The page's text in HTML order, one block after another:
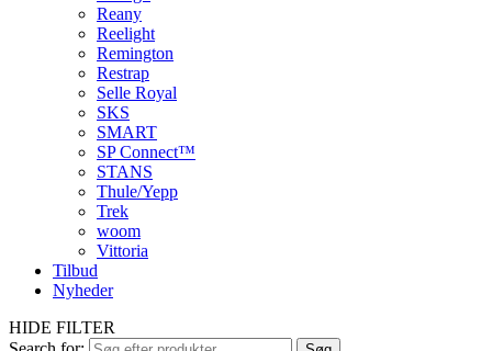
Reany
Reelight
Remington
Restrap
Selle Royal
SKS
SMART
SP Connect™
STANS
Thule/Yepp
Trek
woom
Vittoria
Tilbud
Nyheder
HIDE FILTER